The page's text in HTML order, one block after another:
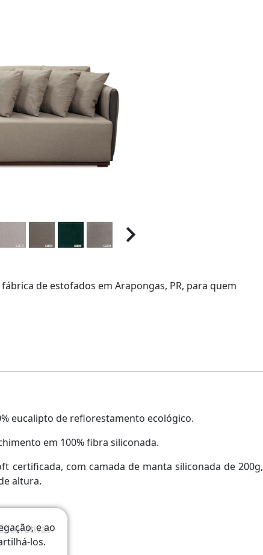
de estofados em Arapongas, PR, para quem
eucalipto de reflorestamento ecológico.
em 100% fibra siliconada.
certificada, com camada de manta siliconada de 200g,
altura.
e ao
los.